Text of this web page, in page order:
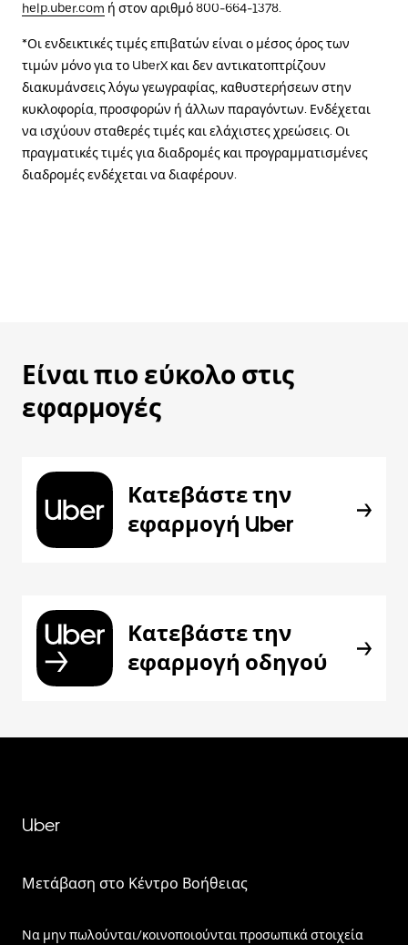
help.uber.com ή στον αριθμό 800-664-1378.
*Οι ενδεικτικές τιμές επιβατών είναι ο μέσος όρος των
τιμών μόνο για το UberX και δεν αντικατοπτρίζουν
διακυμάνσεις λόγω γεωγραφίας, καθυστερήσεων στην
κυκλοφορία, προσφορών ή άλλων παραγόντων. Ενδέχεται
να ισχύουν σταθερές τιμές και ελάχιστες χρεώσεις. Οι
πραγματικές τιμές για διαδρομές και προγραμματισμένες
διαδρομές ενδέχεται να διαφέρουν.
Είναι πιο εύκολο στις
εφαρμογές
Κατεβάστε την
εφαρμογή Uber
Κατεβάστε την
εφαρμογή οδηγού
Uber
Μετάβαση στο Κέντρο Βοήθειας
Να μην πωλούνται/κοινοποιούνται προσωπικά στοιχεία